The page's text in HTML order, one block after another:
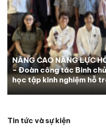
NÂNG CAO NĂNG LỰC
- Đoàn công tác Binh
học tập kinh nghiệm hỗ
nhân chất độc da cam
Tin tức và sự kiện